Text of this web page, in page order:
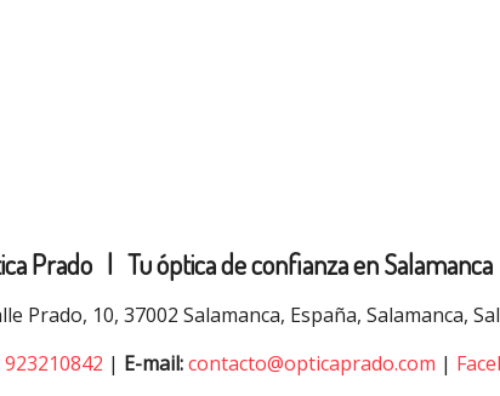
Prado | Tu óptica de confianza en Salamanca
Prado, 10, 37002 Salamanca, España, Salamanca,
923210842 | E-mail:contacto@opticaprado.com |